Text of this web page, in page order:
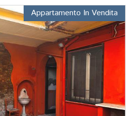
Appartamento In Vendita